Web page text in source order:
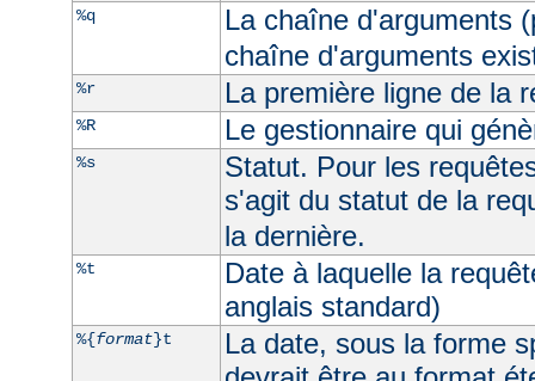
%q
La chaîne d'arguments
chaîne d'arguments
%r La première ligne de la
%R Le gestionnaire qui
%s
Statut. Pour les
s'agit du statut de la
la dernière.
%t
Date à laquelle la
anglais standard)
%{format}t
La date, sous la forme